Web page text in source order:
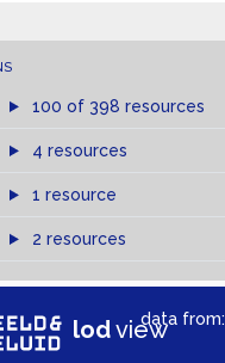
of 100 of 398 resources
> of4 resources
>of
1 resource
>of
2 resources
lodviewdata from: